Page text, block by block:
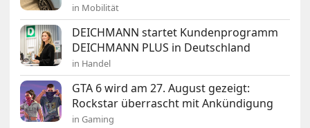
in Mobilität
DEICHMANN startet Kundenprogramm
DEICHMANN PLUS in Deutschland
in Handel
GTA 6 wird am 27. August gezeigt:
Rockstar überrascht mit Ankündigung
in Gaming